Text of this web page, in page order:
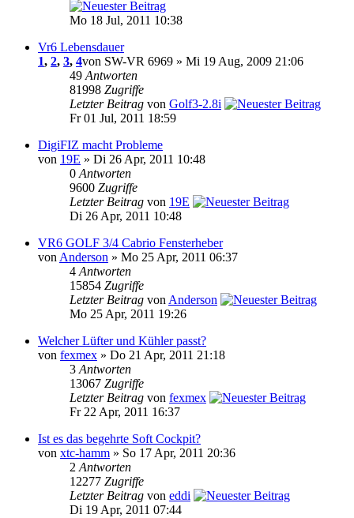
Mo 18 Jul, 2011 10:38
Vr6 Lebensdauer
1, 2, 3, 4von SW-VR 6969 » Mi 19 Aug, 2009 21:06
49 Antworten
81998 Zugriffe
Letzter Beitrag von Golf3-2.8i
Fr 01 Jul, 2011 18:59
DigiFIZ macht Probleme
von 19E » Di 26 Apr, 2011 10:48
0 Antworten
9600 Zugriffe
Letzter Beitrag von 19E
Di 26 Apr, 2011 10:48
VR6 GOLF 3/4 Cabrio Fensterheber
von Anderson » Mo 25 Apr, 2011 06:37
4 Antworten
15854 Zugriffe
Letzter Beitrag von Anderson
Mo 25 Apr, 2011 19:26
Welcher Lüfter und Kühler passt?
von fexmex » Do 21 Apr, 2011 21:18
3 Antworten
13067 Zugriffe
Letzter Beitrag von fexmex
Fr 22 Apr, 2011 16:37
Ist es das begehrte Soft Cockpit?
von xtc-hamm » So 17 Apr, 2011 20:36
2 Antworten
12277 Zugriffe
Letzter Beitrag von eddi
Di 19 Apr, 2011 07:44